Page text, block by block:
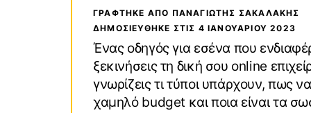
ΓΡΑΦΤΗΚΕ ΑΠΟ ΠΑΝΑΓΙΏΤΗΣ ΣΑΚΑΛΆΚΗΣ
ΔΗΜΟΣΙΕΥΘΗΚΕ ΣΤΙΣ 4 ΙΑΝΟΥΑΡΊΟΥ 2023
Ένας οδηγός για εσένα που
ξεκινήσεις τη δική σου online
γνωρίζεις τι τύποι υπάρχουν, πως
χαμηλό budget και ποια είναι τα